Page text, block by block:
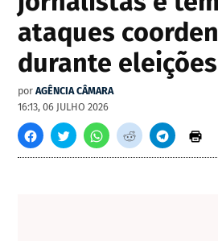
ataques
durante eleições
por AGÊNCIA CÂMARA
16:13, 06 JULHO 2026